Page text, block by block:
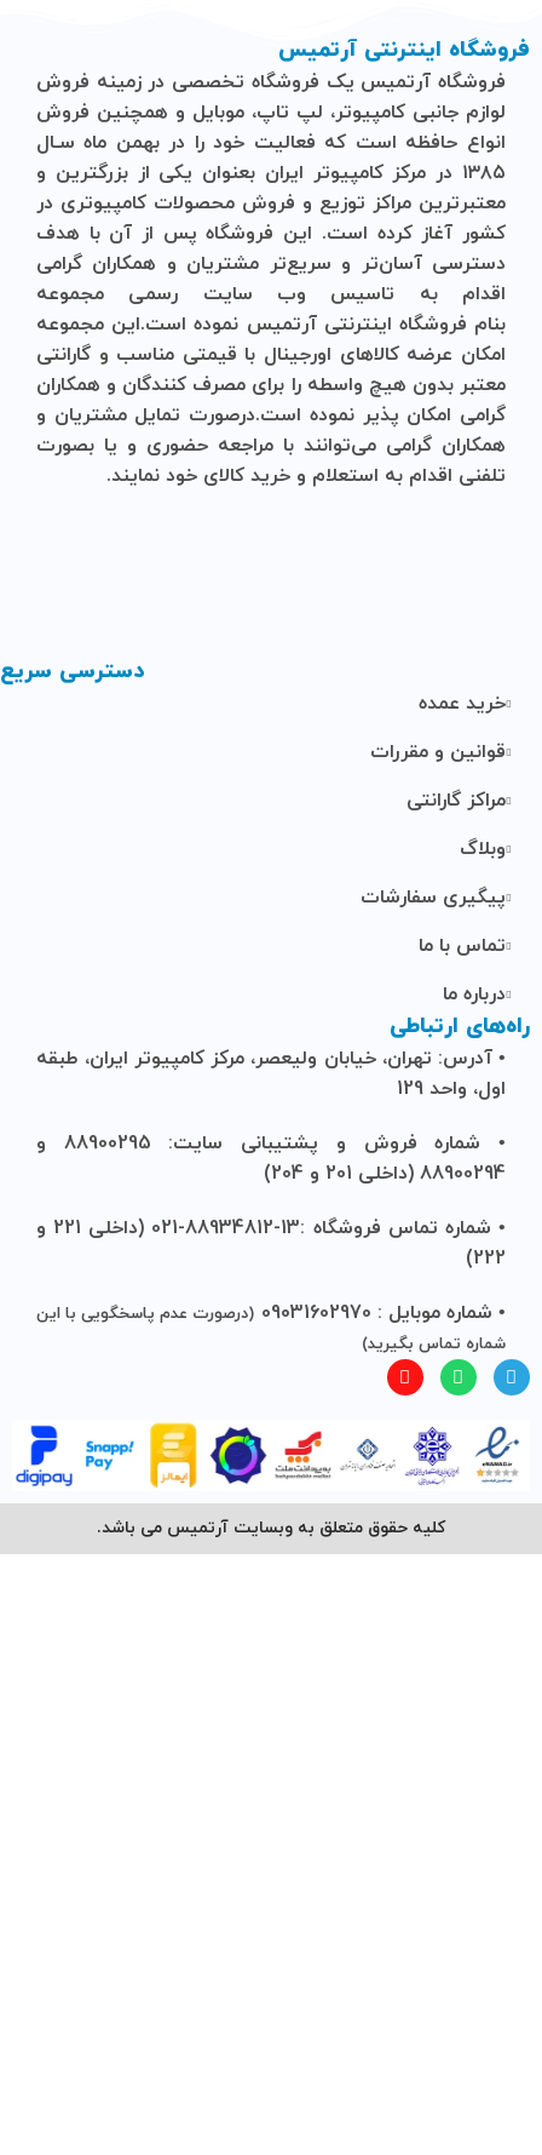
فروشگاه اینترنتی آرتمیس
فروشگاه آرتمیس یک فروشگاه تخصصی در زمینه فروش
لوازم جانبی کامپیوتر، لپ تاپ، موبایل و ‌همچنین فروش
انواع حافظه است که فعالیت خود را در بهمن ماه سـال
۱۳۸۵ در مرکز کامپیوتر ایران بعنوان یکی از بزرگترین و
معتبرترین مراکز توزیع و فروش محصولات کامپیوتری در
کشور آغاز کرده است. این فروشگاه پس از آن با هدف
دسترسی آسان‌تر و سریع‌تر مشتریان و همکاران گرامی
اقدام به تاسیس وب سایت رسمی مجموعه
بنام فروشگاه اینترنتی آرتمیس نموده است.این مجموعه
امکان عرضه کالاهای اورجینال با قیمتی مناسب و گارانتی
معتبر بدون هیچ واسطه را برای مصرف کنندگان و همکاران
گرامی امکان پذیر نموده است.درصورت تمایل مشتریان و
همکاران گرامی می‌توانند با مراجعه حضوری و یا بصورت
تلفنی اقدام به استعلام و خرید کالای خود نمایند.
دسترسی سریع
خرید عمده
قوانین و مقررات
مراکز گارانتی
وبلاگ
پیگیری سفارشات
تماس با ما
درباره ما
راه‌های ارتباطی
• آدرس: تهران، خیابان ولیعصر، مرکز کامپیوتر ایران، طبقه
اول، واحد 129
• شماره فروش و پشتیبانی سایت: 88900295 و
88900294 (داخلی 201 و 204)
• شماره تماس فروشگاه :13-88934812-021 (داخلی 221 و
222)
• شماره موبایل : 09031602970
(درصورت عدم پاسخگویی با این
شماره تماس بگیرید)
کلیه حقوق متعلق به وبسایت آرتمیس می باشد.